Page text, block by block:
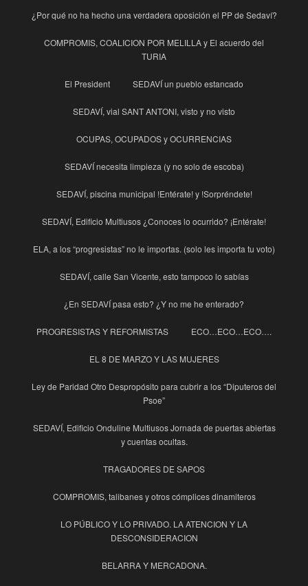
¿Por qué no ha hecho una verdadera oposición el PP de Sedaví?
COMPROMIS, COALICION POR MELILLA y El acuerdo del
TURIA
El President SEDAVÍ un pueblo estancado
SEDAVÍ, vial SANT ANTONI, visto y no visto
OCUPAS, OCUPADOS y OCURRENCIAS
SEDAVÍ necesita limpieza (y no solo de escoba)
SEDAVÍ, piscina municipal !Entérate! y !Sorpréndete!
SEDAVÍ, Edificio Multiusos ¿Conoces lo ocurrido? ¡Entérate!
ELA, a los “progresistas” no le importas. (solo les importa tu voto)
SEDAVÍ, calle San Vicente, esto tampoco lo sabías
¿En SEDAVÍ pasa esto? ¿Y no me he enterado?
PROGRESISTAS Y REFORMISTAS ECO…ECO…ECO….
EL 8 DE MARZO Y LAS MUJERES
Ley de Paridad Otro Despropósito para cubrir a los “Diputeros del
Psoe”
SEDAVÍ, Edificio Onduline Multiusos Jornada de puertas abiertas
y cuentas ocultas.
TRAGADORES DE SAPOS
COMPROMIS, talibanes y otros cómplices dinamiteros
LO PÚBLICO Y LO PRIVADO. LA ATENCION Y LA
DESCONSIDERACION
BELARRA Y MERCADONA.